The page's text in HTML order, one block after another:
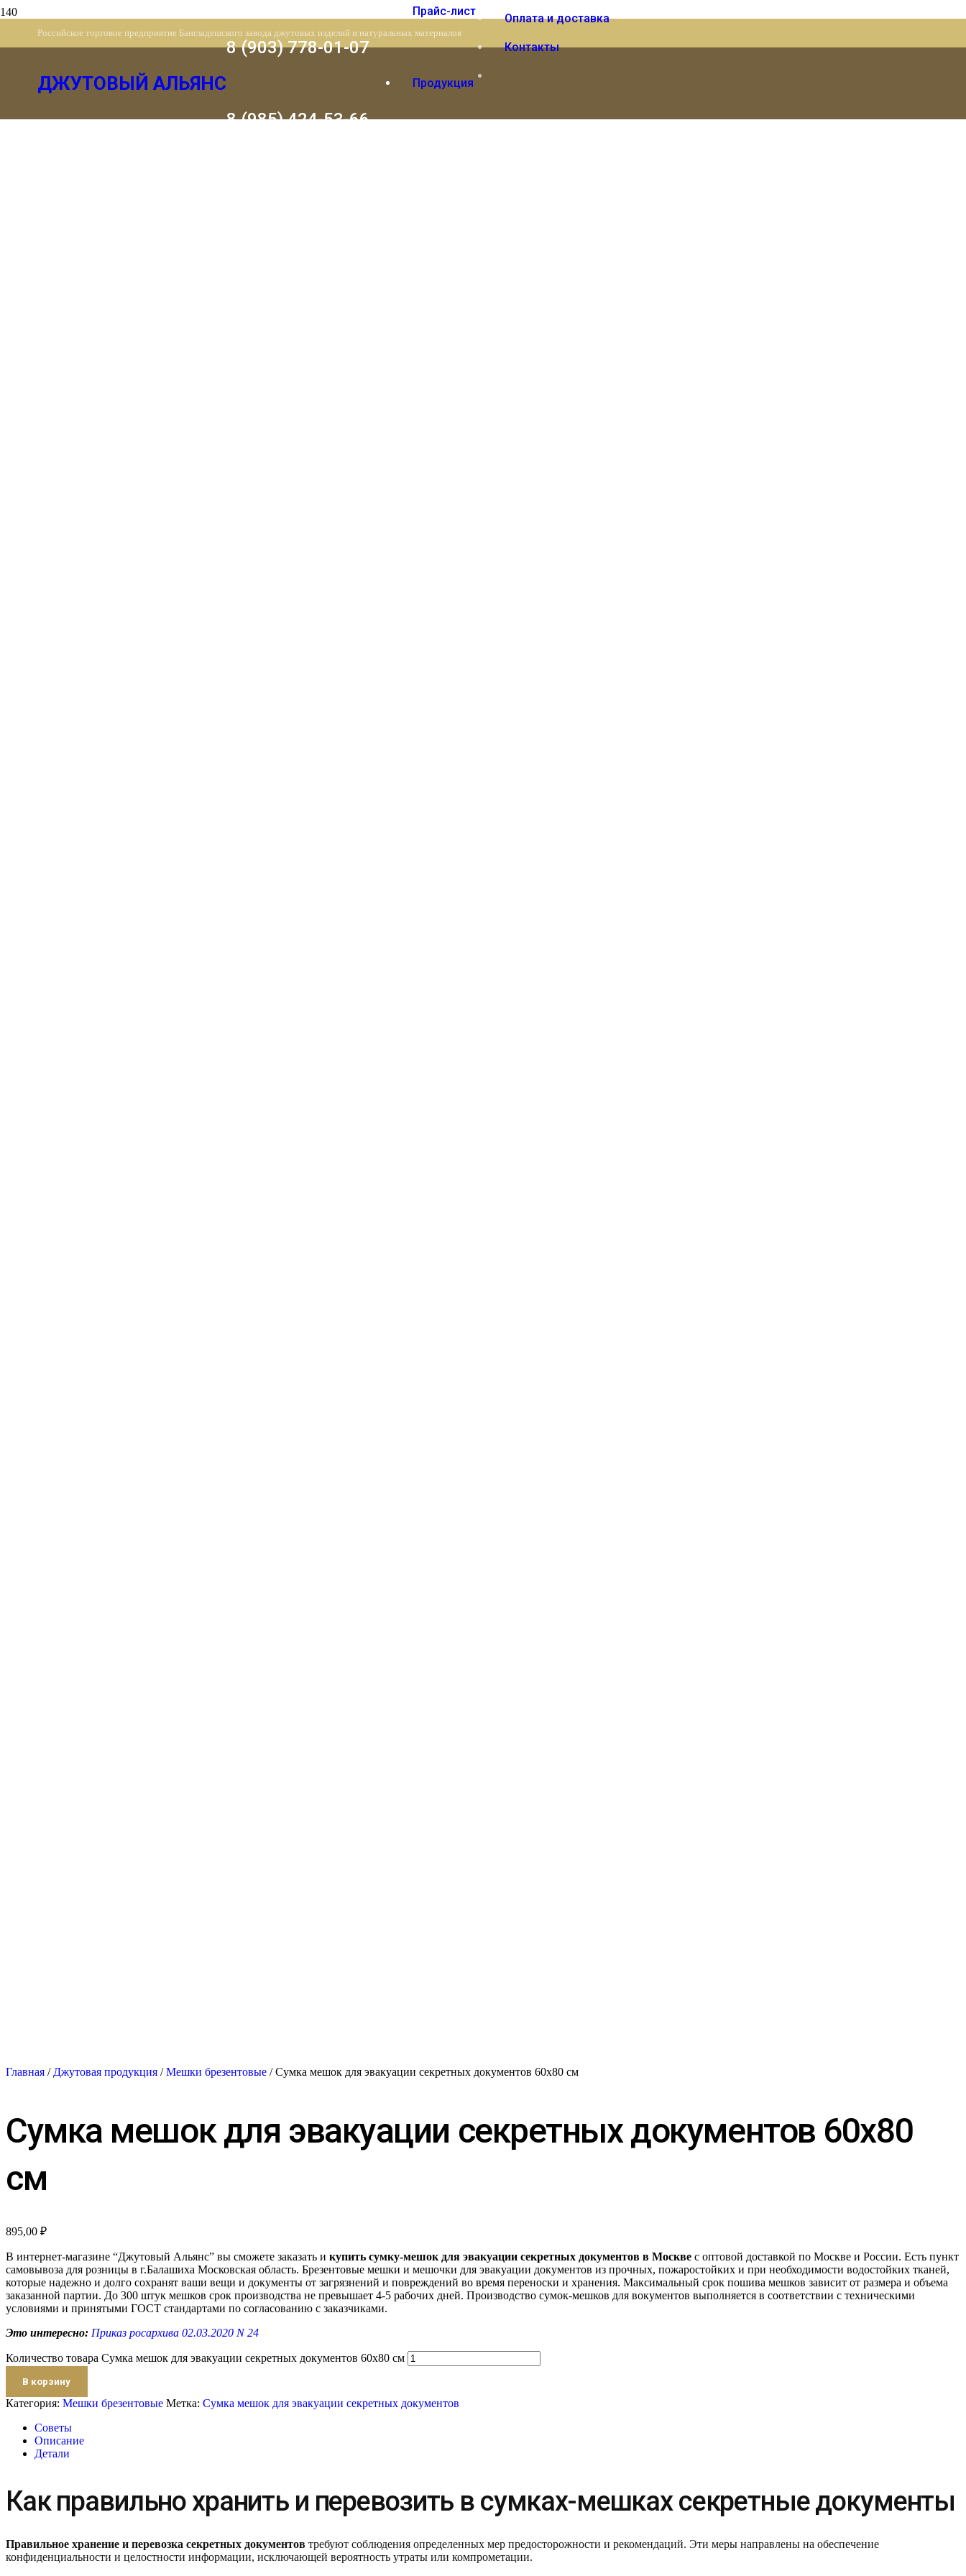
Российское торговое предприятие Бангладешского завода джутовых изделий и натуральных материалов
Оплата и доставка
Контакты
ДЖУТОВЫЙ АЛЬЯНС
8 (903) 778-01-07
8 (985) 424-53-66
Прайс-лист
Продукция
Главная / Джутовая продукция /Мешки брезентовые / Сумка мешок для эвакуации секретных документов 60х80 см
Сумка мешок для эвакуации секретных документов 60х80
см
895,00 ₽
В интернет-магазине “Джутовый Альянс” вы сможете заказать и купить сумку-мешок для эвакуации секретных документов в Москве с оптовой доставкой по Москве и России. Есть пункт
самовывоза для розницы в г.Балашиха Московская область. Брезентовые мешки и мешочки для эвакуации документов из прочных, пожаростойких и при необходимости водостойких тканей,
которые надежно и долго сохранят ваши вещи и документы от загрязнений и повреждений во время переноски и хранения. Максимальный срок пошива мешков зависит от размера и объема
заказанной партии. До 300 штук мешков срок производства не превышает 4-5 рабочих дней. Производство сумок-мешков для вокументов выполняется в соответствии с техническими
условиями и принятыми ГОСТ стандартами по согласованию с заказчиками.
Это интересно: Приказ росархива 02.03.2020 N 24
Количество товара Сумка мешок для эвакуации секретных документов 60х80 см
В корзину
Категория: Мешки брезентовые Метка: Сумка мешок для эвакуации секретных документов
Советы
Описание
Детали
Как правильно хранить и перевозить в сумках-мешках секретные документы
Правильное хранение и перевозка секретных документов требуют соблюдения определенных мер предосторожности и рекомендаций. Эти меры направлены на обеспечение
конфиденциальности и целостности информации, исключающей вероятность утраты или компрометации.